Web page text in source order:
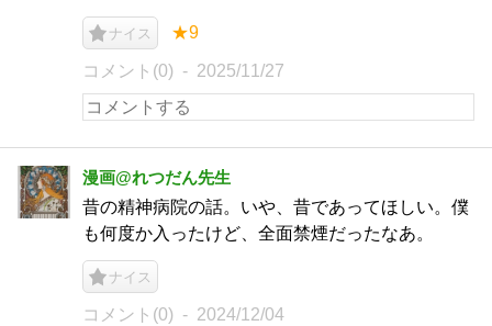
ナイス ★9
コメント(0) 2025/11/27
漫画@れつだん先生
昔の精神病院の話。いや、昔であってほしい。僕
も何度か入ったけど、全面禁煙だったなあ。
ナイス
コメント(0) 2024/12/04